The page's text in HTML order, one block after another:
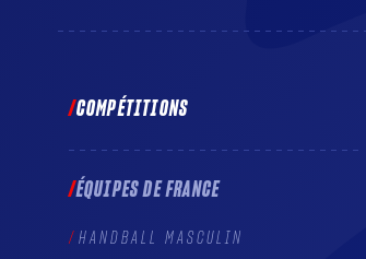
COMPÉTITIONS
ÉQUIPES DE FRANCE
HANDBALL MASCULIN